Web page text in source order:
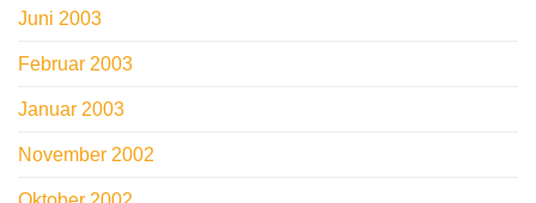
Juni 2003
Februar 2003
Januar 2003
November 2002